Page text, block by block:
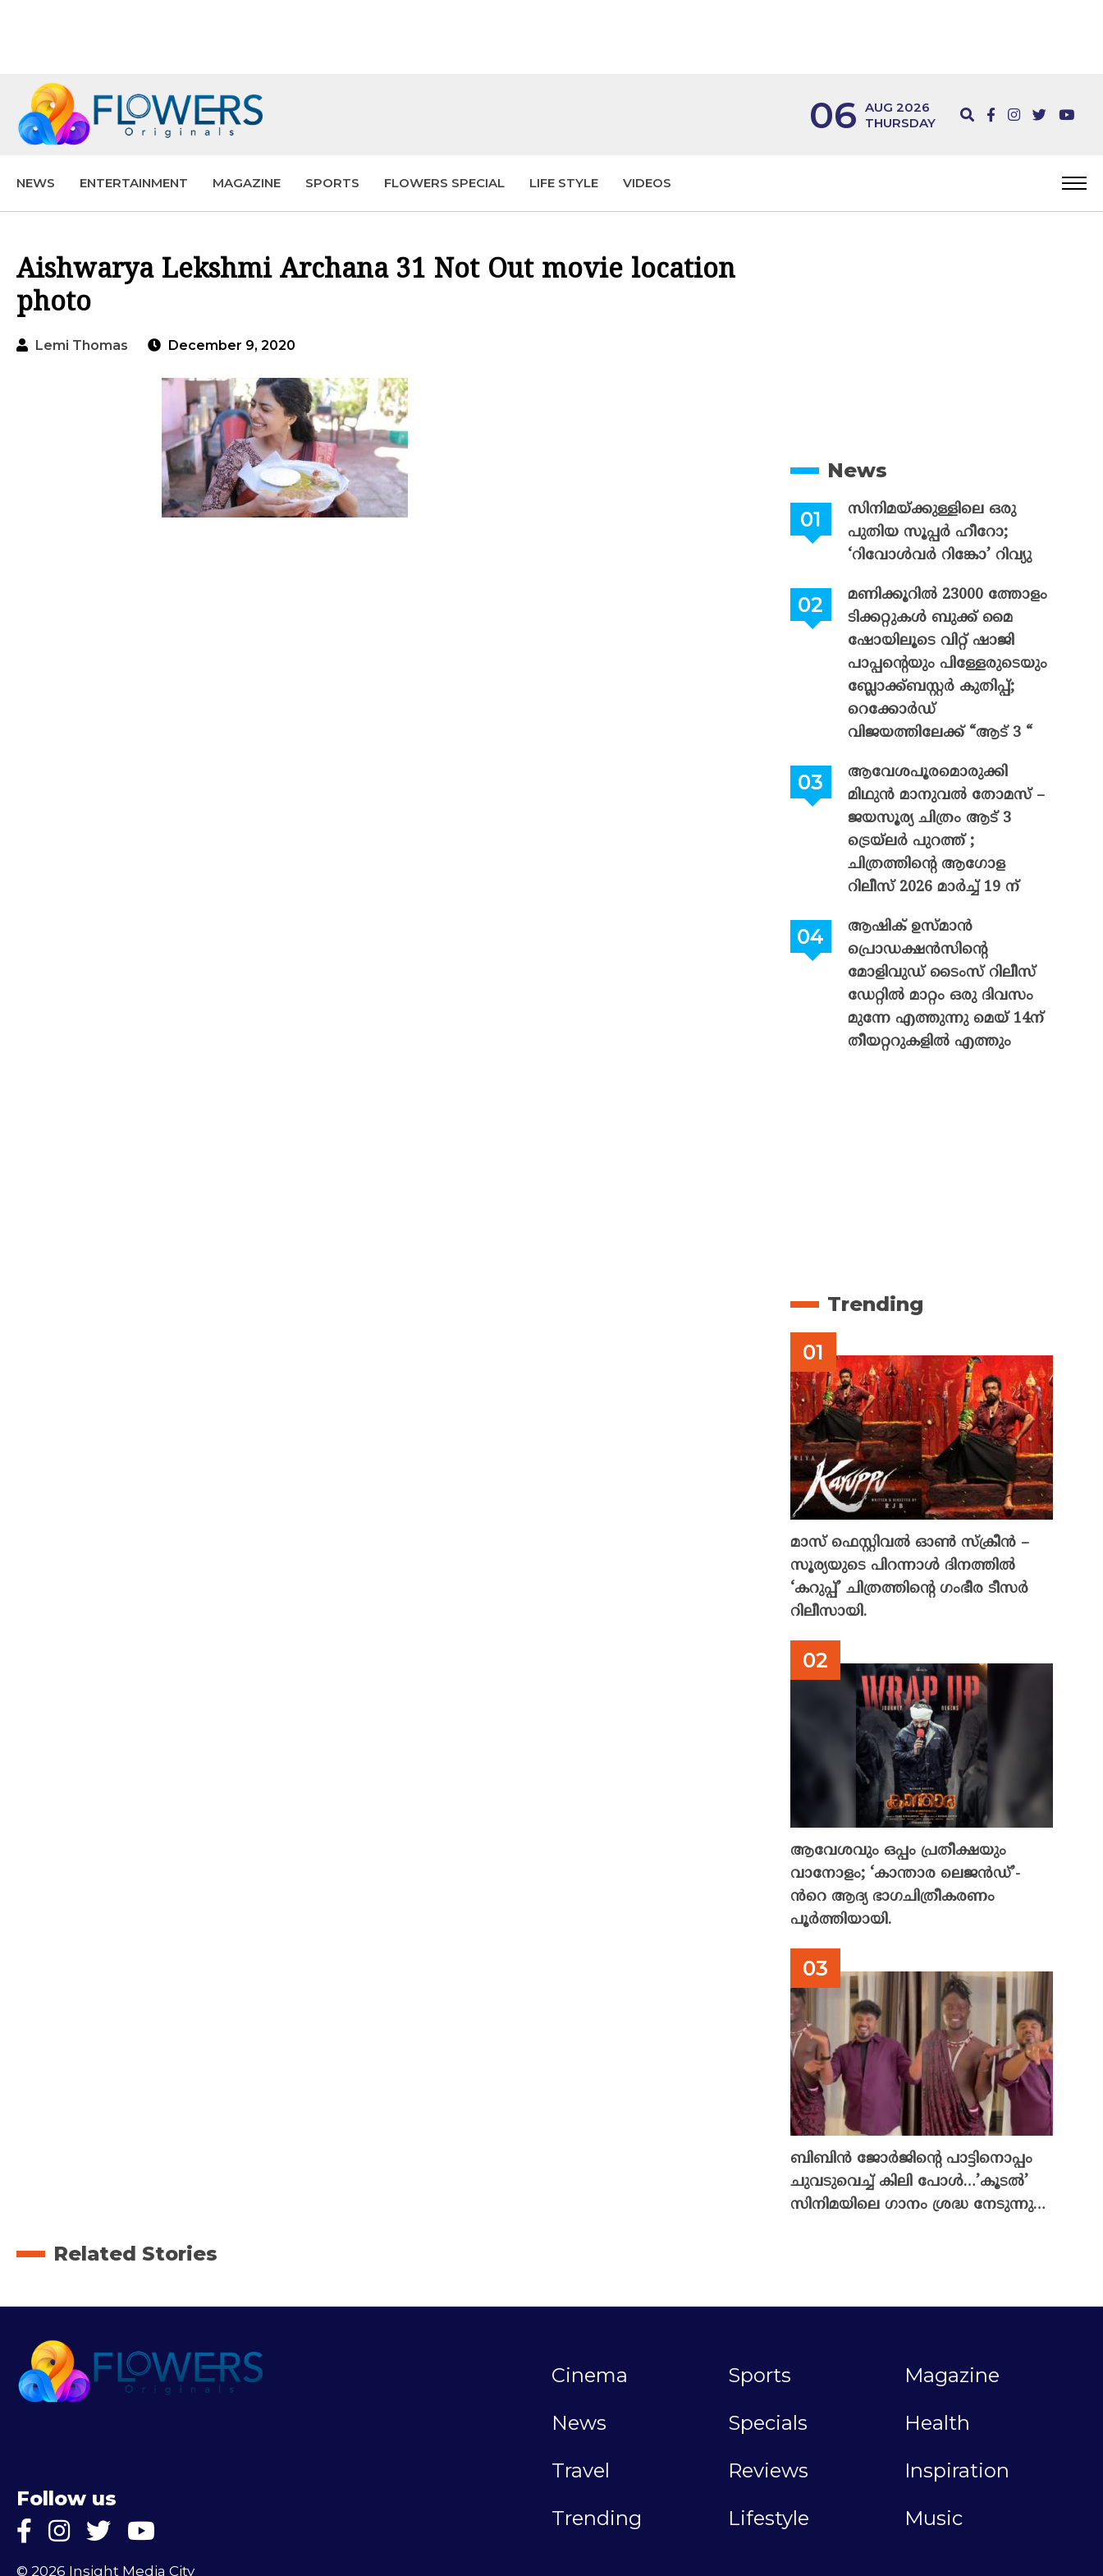
06 AUG 2026
THURSDAY
NEWS ENTERTAINMENT MAGAZINE SPORTS FLOWERS SPECIAL LIFE STYLE VIDEOS
Aishwarya Lekshmi Archana 31 Not Out movie location
photo
Lemi Thomas December 9, 2020
News
സിനിമയ്ക്കുള്ളിലെ ഒരു
പുതിയ സൂപ്പർ ഹീറോ;
‘റിവോൾവർ റിങ്കോ’ റിവ്യു
മണിക്കൂറിൽ 23000 ത്തോളം
ടിക്കറ്റുകൾ ബുക്ക് മൈ
ഷോയിലൂടെ വിറ്റ് ഷാജി
പാപ്പന്റെയും പിള്ളേരുടെയും
ബ്ലോക്ക്ബസ്റ്റർ കുതിപ്പ്;
റെക്കോർഡ്
വിജയത്തിലേക്ക് “ആട് 3 “
ആവേശപൂരമൊരുക്കി
മിഥുൻ മാനുവൽ തോമസ് –
ജയസൂര്യ ചിത്രം ആട് 3
ട്രെയ്‌ലർ പുറത്ത് ;
ചിത്രത്തിന്റെ ആഗോള
റിലീസ് 2026 മാർച്ച് 19 ന്
ആഷിക് ഉസ്മാൻ
പ്രൊഡക്ഷൻസിന്റെ
മോളിവുഡ് ടൈംസ് റിലീസ്
ഡേറ്റിൽ മാറ്റം ഒരു ദിവസം
മുന്നേ എത്തുന്നു മെയ് 14ന്
തീയറ്ററുകളിൽ എത്തും
Trending
മാസ് ഫെസ്റ്റിവൽ ഓൺ സ്‌ക്രീൻ –
സൂര്യയുടെ പിറന്നാൾ ദിനത്തിൽ
‘കറുപ്പ്’ ചിത്രത്തിന്റെ ഗംഭീര ടീസർ
റിലീസായി.
ആവേശവും ഒപ്പം പ്രതീക്ഷയും
വാനോളം; ‘കാന്താര ലെജൻഡ്’-
ൻറെ ആദ്യ ഭാഗചിത്രീകരണം
പൂർത്തിയായി.
ബിബിൻ ജോർജിന്റെ പാട്ടിനൊപ്പം
ചുവടുവെച്ച് കിലി പോൾ…’കൂടൽ’
സിനിമയിലെ ഗാനം ശ്രദ്ധ നേടുന്നു…
Related Stories
Follow us
© 2026 Insight Media City
Cinema Sports
Magazine
News
Specials
Health
Travel
Reviews
Inspiration
Trending
Lifestyle Music